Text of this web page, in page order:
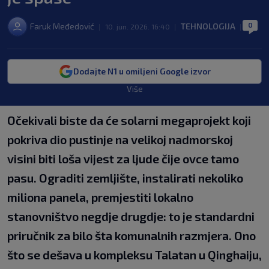
Faruk Međedović 10. jun. 2026. 16:40 TEHNOLOGIJA 0
Dodajte N1 u omiljeni Google izvor
Više
Očekivali biste da će solarni megaprojekt koji
pokriva dio pustinje na velikoj nadmorskoj
visini biti loša vijest za ljude čije ovce tamo
pasu. Ograditi zemljište, instalirati nekoliko
miliona panela, premjestiti lokalno
stanovništvo negdje drugdje: to je standardni
priručnik za bilo šta komunalnih razmjera. Ono
što se dešava u kompleksu Talatan u Qinghaiju,